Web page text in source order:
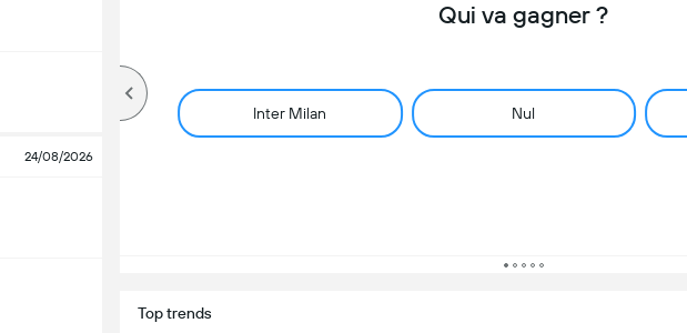
24/08/2026
Top trends
Qui va gagner ?
Inter Milan Nul